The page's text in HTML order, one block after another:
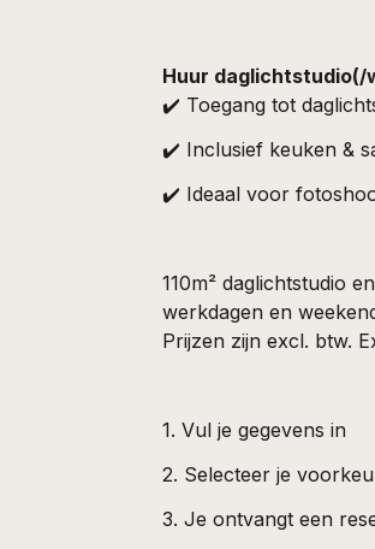
Huur
✔️ Toegang tot
✔️ Inclusief keuken &
✔️ Ideaal voor
110m² daglichtstudio
werkdagen en
Prijzen zijn excl. btw.
1. Vul je gegevens in
2. Selecteer je
3. Je ontvangt een